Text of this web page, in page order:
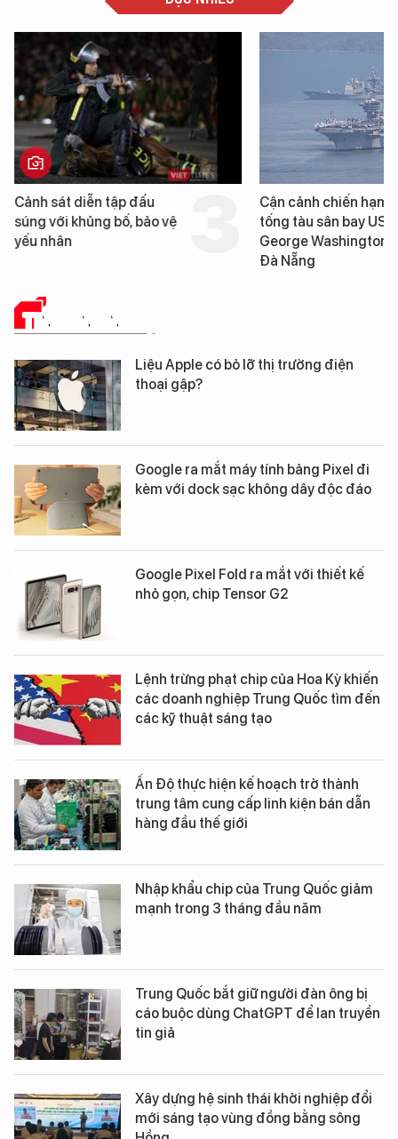
Cảnh sát diễn tập đấu
súng với khủng bố, bảo vệ
yếu nhân
Cận cảnh chiến hạm
tống tàu sân bay USS
George Washington
Đà Nẵng
TIN CÔNG NGHỆ
Liệu Apple có bỏ lỡ thị trường điện
thoại gập?
Google ra mắt máy tính bảng Pixel đi
kèm với dock sạc không dây độc đáo
Google Pixel Fold ra mắt với thiết kế
nhỏ gọn, chip Tensor G2
Lệnh trừng phạt chip của Hoa Kỳ khiến
các doanh nghiệp Trung Quốc tìm đến
các kỹ thuật sáng tạo
Ấn Độ thực hiện kế hoạch trở thành
trung tâm cung cấp linh kiện bán dẫn
hàng đầu thế giới
Nhập khẩu chip của Trung Quốc giảm
mạnh trong 3 tháng đầu năm
Trung Quốc bắt giữ người đàn ông bị
cáo buộc dùng ChatGPT để lan truyền
tin giả
Xây dựng hệ sinh thái khởi nghiệp đổi
mới sáng tạo vùng đồng bằng sông